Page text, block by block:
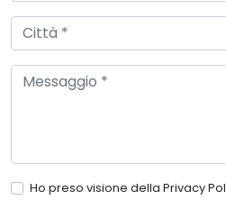
Ho preso visione della Privacy